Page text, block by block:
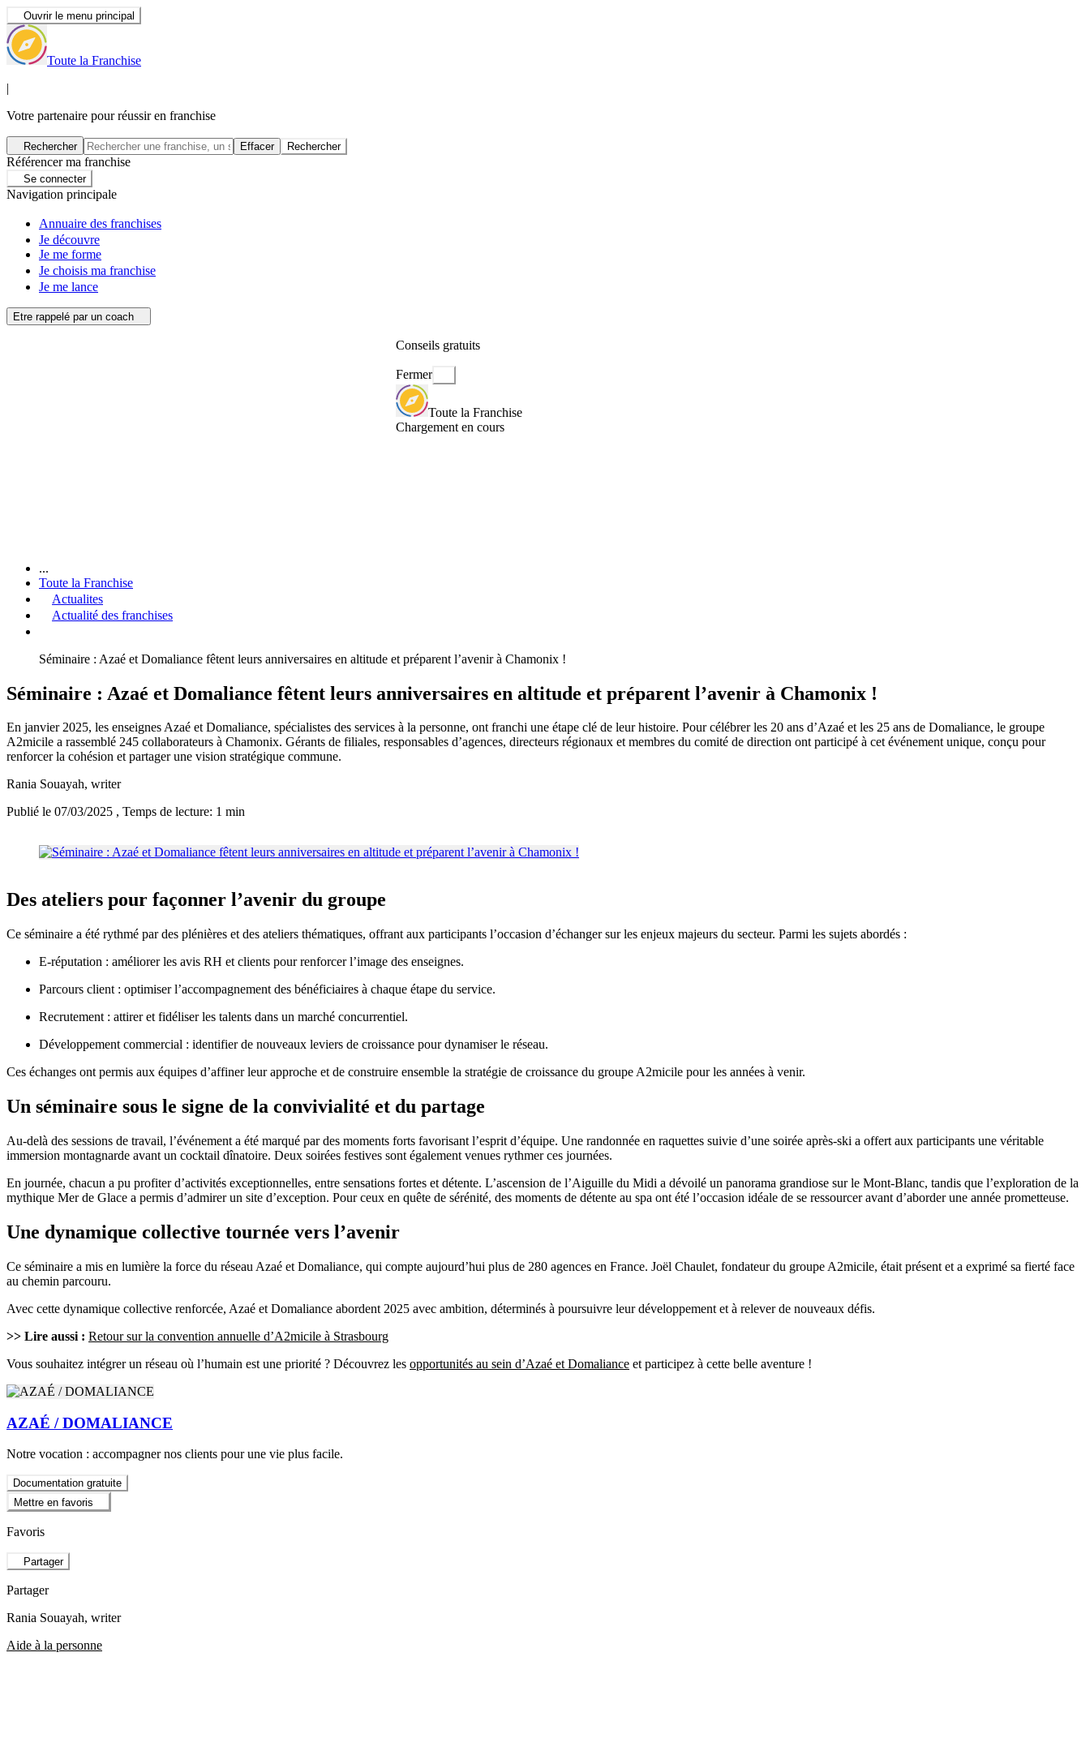
Ouvrir le menu principal
Toute la Franchise
|
Votre partenaire pour réussir en franchise
Rechercher Effacer Rechercher
Référencer ma franchise
Se connecter
Navigation principale
Annuaire des franchises
Je découvre
Je me forme
Je choisis ma franchise
Je me lance
Etre rappelé par un coach
Conseils gratuits
Fermer
Toute la Franchise
Chargement en cours
...
Toute la Franchise
Actualites
Actualité des franchises
Séminaire : Azaé et Domaliance fêtent leurs anniversaires en altitude et préparent l’avenir à Chamonix !
Séminaire : Azaé et Domaliance fêtent leurs anniversaires en altitude et préparent l’avenir à Chamonix !
En janvier 2025, les enseignes Azaé et Domaliance, spécialistes des services à la personne, ont franchi une étape clé de leur histoire. Pour célébrer les 20 ans d’Azaé et les 25 ans de Domaliance, le groupe
A2micile a rassemblé 245 collaborateurs à Chamonix. Gérants de filiales, responsables d’agences, directeurs régionaux et membres du comité de direction ont participé à cet événement unique, conçu pour
renforcer la cohésion et partager une vision stratégique commune.
Rania Souayah, writer
Publié le 07/03/2025 , Temps de lecture: 1 min
Des ateliers pour façonner l’avenir du groupe
Ce séminaire a été rythmé par des plénières et des ateliers thématiques, offrant aux participants l’occasion d’échanger sur les enjeux majeurs du secteur. Parmi les sujets abordés :
E-réputation : améliorer les avis RH et clients pour renforcer l’image des enseignes.
Parcours client : optimiser l’accompagnement des bénéficiaires à chaque étape du service.
Recrutement : attirer et fidéliser les talents dans un marché concurrentiel.
Développement commercial : identifier de nouveaux leviers de croissance pour dynamiser le réseau.
Ces échanges ont permis aux équipes d’affiner leur approche et de construire ensemble la stratégie de croissance du groupe A2micile pour les années à venir.
Un séminaire sous le signe de la convivialité et du partage
Au-delà des sessions de travail, l’événement a été marqué par des moments forts favorisant l’esprit d’équipe. Une randonnée en raquettes suivie d’une soirée après-ski a offert aux participants une véritable
immersion montagnarde avant un cocktail dînatoire. Deux soirées festives sont également venues rythmer ces journées.
En journée, chacun a pu profiter d’activités exceptionnelles, entre sensations fortes et détente. L’ascension de l’Aiguille du Midi a dévoilé un panorama grandiose sur le Mont-Blanc, tandis que l’exploration de la
mythique Mer de Glace a permis d’admirer un site d’exception. Pour ceux en quête de sérénité, des moments de détente au spa ont été l’occasion idéale de se ressourcer avant d’aborder une année prometteuse.
Une dynamique collective tournée vers l’avenir
Ce séminaire a mis en lumière la force du réseau Azaé et Domaliance, qui compte aujourd’hui plus de 280 agences en France. Joël Chaulet, fondateur du groupe A2micile, était présent et a exprimé sa fierté face
au chemin parcouru.
Avec cette dynamique collective renforcée, Azaé et Domaliance abordent 2025 avec ambition, déterminés à poursuivre leur développement et à relever de nouveaux défis.
>> Lire aussi : Retour sur la convention annuelle d’A2micile à Strasbourg
Vous souhaitez intégrer un réseau où l’humain est une priorité ? Découvrez les opportunités au sein d’Azaé et Domaliance et participez à cette belle aventure !
AZAÉ / DOMALIANCE
Notre vocation : accompagner nos clients pour une vie plus facile.
Documentation gratuite
Mettre en favoris
Favoris
Partager
Partager
Rania Souayah, writer
Aide à la personne